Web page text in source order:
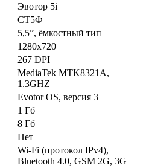
Эвотор 5i
СТ5Ф
5,5”, ёмкостный тип
1280х720
267 DPI
MediaTek MTK8321A,
1.3GHZ
Evotor OS, версия 3
1 Гб
8 Гб
Нет
Wi-Fi (протокол IPv4),
Bluetooth 4.0, GSM 2G, 3G